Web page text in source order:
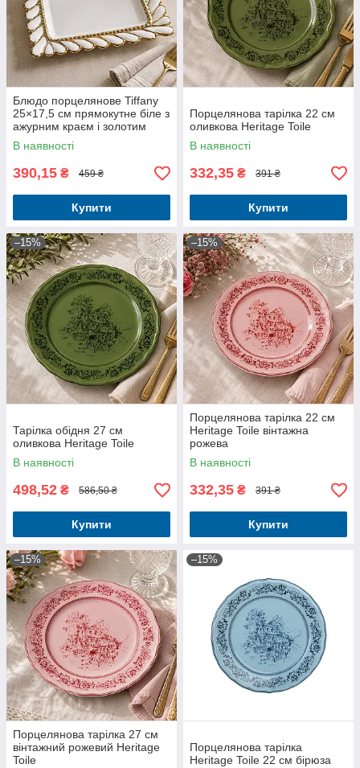
Блюдо порцелянове Tiffany
25×17,5 см прямокутне біле з
ажурним краєм і золотим
декором
В наявності
390,15 ₴ 459 ₴
Купити
Порцелянова тарілка 22 см
оливкова Heritage Toile
В наявності
332,35 ₴ 391 ₴
Купити
–15%
Тарілка обідня 27 см
оливкова Heritage Toile
В наявності
498,52 ₴ 586,50 ₴
Купити
–15%
Порцелянова тарілка 22 см
Heritage Toile вінтажна
рожева
В наявності
332,35 ₴ 391 ₴
Купити
–15%
Порцелянова тарілка 27 см
вінтажний рожевий Heritage
Toile
–15%
Порцелянова тарілка
Heritage Toile 22 см бірюза